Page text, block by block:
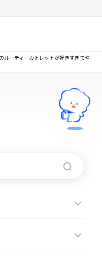
ルーティーカトレットが好きすぎてや